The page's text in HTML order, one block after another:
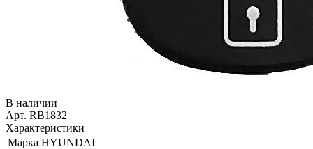
В наличии
Арт. RB1832
Характеристики
Марка HYUNDAI